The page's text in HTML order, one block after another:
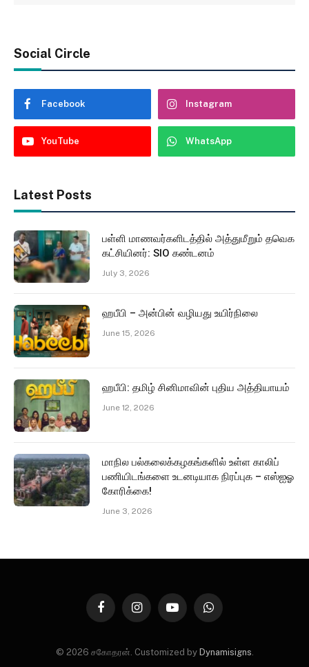
Social Circle
Facebook Instagram
YouTube WhatsApp
Latest Posts
பள்ளி மாணவர்களிடத்தில் அத்துமீறும் தவெக
கட்சியினர்: SIO கண்டனம்
July 3, 2026
ஹபீபி – அன்பின் வழியது உயிர்நிலை
June 15, 2026
ஹபீபி: தமிழ் சினிமாவின் புதிய அத்தியாயம்
June 12, 2026
மாநில பல்கலைக்கழகங்களில் உள்ள காலிப்
பணியிடங்களை உடனடியாக நிரப்புக – எஸ்ஐஓ
கோரிக்கை!
June 3, 2026
FacebookInstagramYouTubeWhatsApp
© 2026 சகோதரன். Customized by Dynamisigns